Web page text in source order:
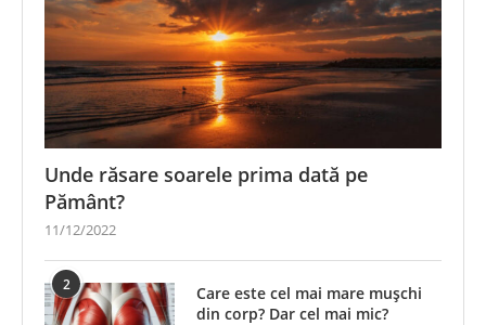
Unde răsare soarele prima dată pe
Pământ?
11/12/2022
2
Care este cel mai mare mușchi
din corp? Dar cel mai mic?